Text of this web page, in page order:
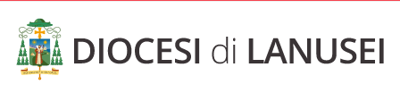
Main Navigation